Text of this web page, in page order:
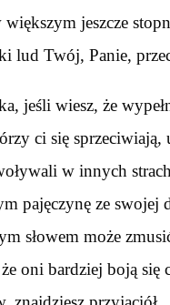
jeszcze
lud Twój, Panie,
jeśli wiesz, że
ci się
w innych
pajęczynę ze
słowem może
oni bardziej boją